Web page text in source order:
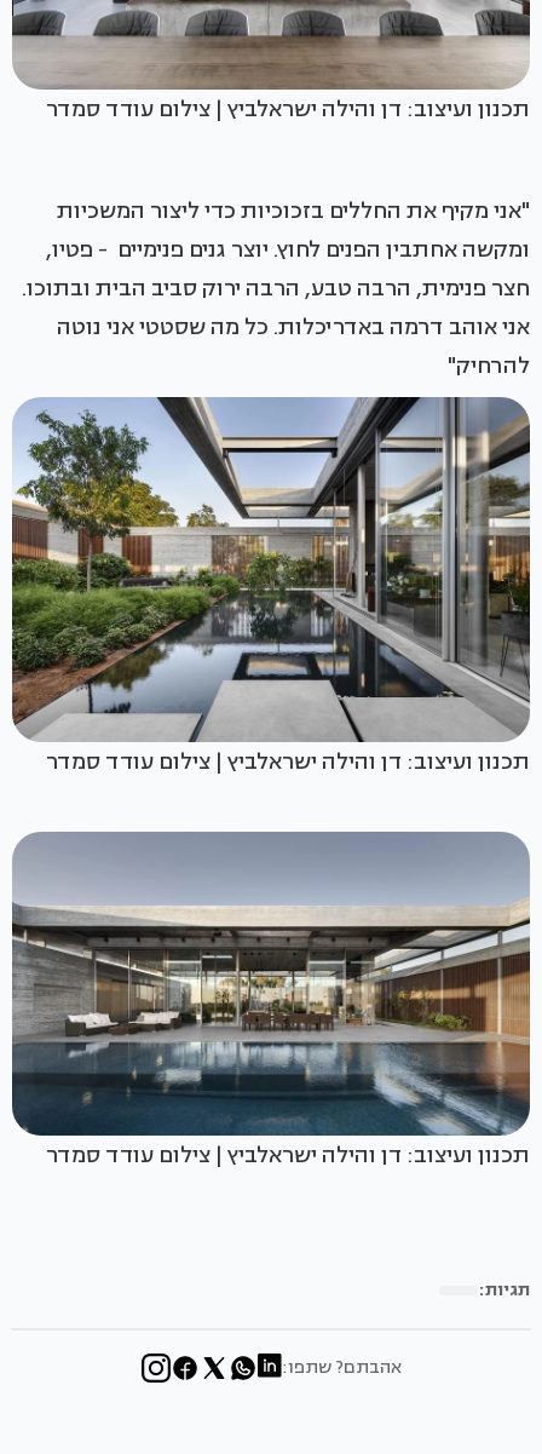
תכנון ועיצוב: דן והילה ישראלביץ | צילום עודד סמדר
"אני מקיף את החללים בזכוכיות כדי ליצור המשכיות
ומקשה אחתבין הפנים לחוץ. יוצר גנים פנימיים - פטיו,
חצר פנימית, הרבה טבע, הרבה ירוק סביב הבית ובתוכו.
אני אוהב דרמה באדריכלות. כל מה שסטטי אני נוטה
להרחיק"
תכנון ועיצוב: דן והילה ישראלביץ | צילום עודד סמדר
תכנון ועיצוב: דן והילה ישראלביץ | צילום עודד סמדר
תגיות:
אהבתם? שתפו: